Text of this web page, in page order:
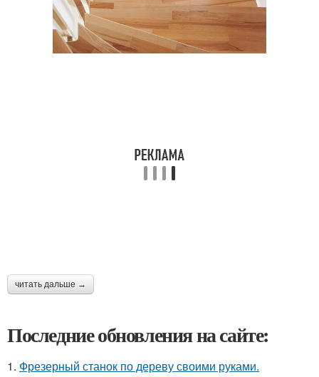
читать дальше →
Последние обновления на сайте:
1. Фрезерный станок по дереву своими руками.